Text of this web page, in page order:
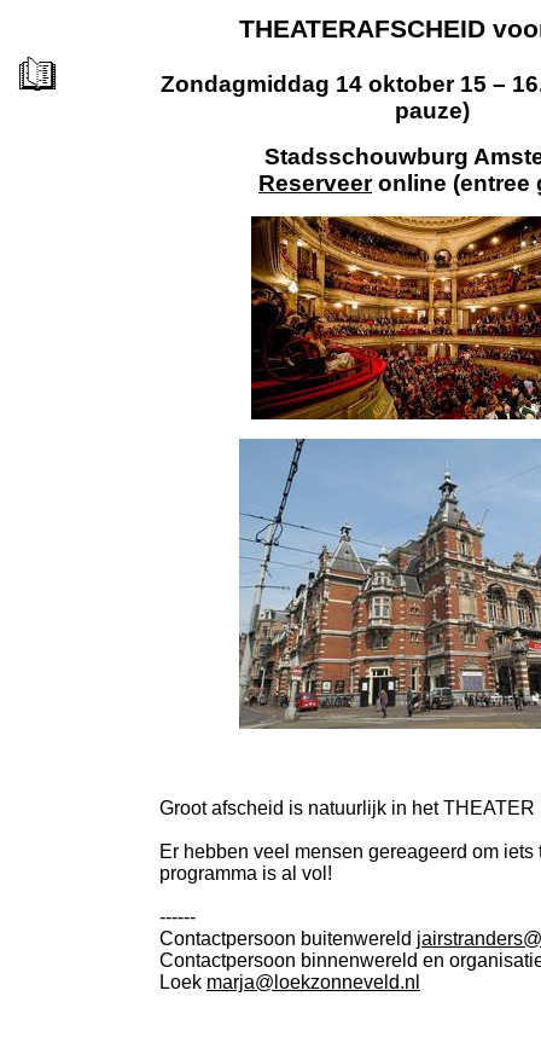
THEATERAFSCHEID
Zondagmiddag 14 oktober 15 –
pauze)
Stadsschouwburg
Reserveer online (entree
Groot afscheid is natuurlijk in het THEATER
Er hebben veel mensen gereageerd om iets
programma is al vol!
------
Contactpersoon buitenwereld
Contactpersoon binnenwereld en
Loek marja@loekzonneveld.nl